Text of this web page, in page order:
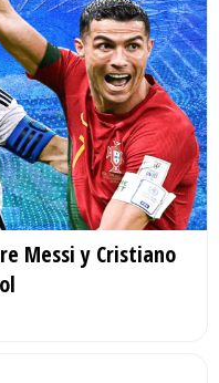
Messi y Cristiano